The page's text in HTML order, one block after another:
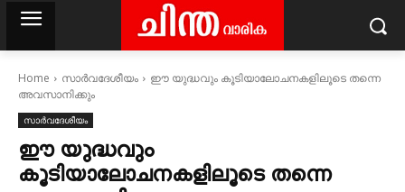
Home സാര്‍വദേശീയം
ഈ യുദ്ധവും കൂടിയാലോചനകളിലൂടെ തന്നെ
അവസാനിക്കും
സാര്‍വദേശീയം
ഈ യുദ്ധവും
കൂടിയാലോചനകളിലൂടെ തന്നെ